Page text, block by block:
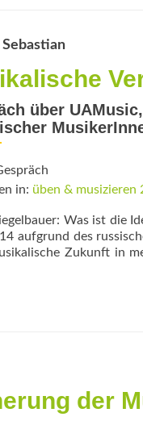
über
in: üben & musizieren
Was ist die
aufgrund des
Zukunft in
der